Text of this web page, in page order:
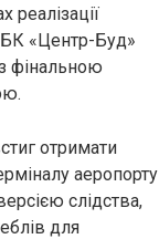
«Центр-Буд»
фінальною
отримати
аеропорту
слідства,
для